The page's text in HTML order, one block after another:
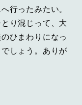
行ったみたい。
り混じって、大
ひまわりになっ
しょう。ありが